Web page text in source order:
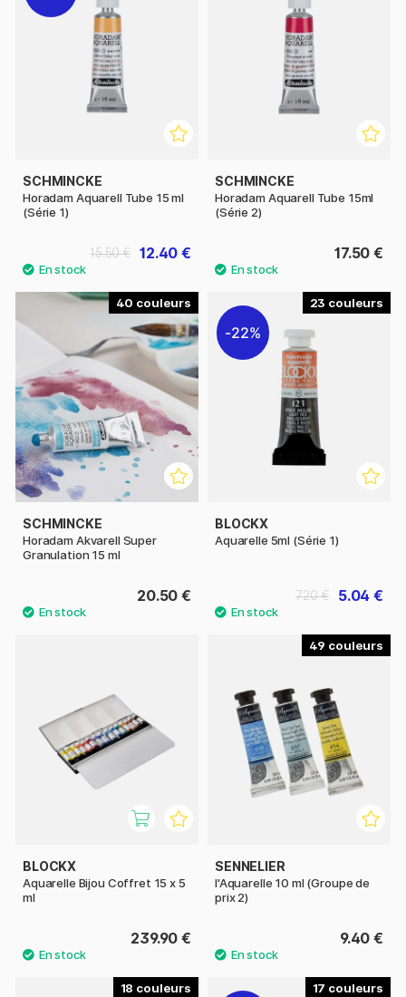
SCHMINCKE
Horadam Aquarell Tube 15 ml
(Série 1)
12.40 €
15.50 €
SCHMINCKE
Horadam Aquarell Tube 15ml
(Série 2)
17.50 €
40
SCHMINCKE
Horadam Akvarell Super
Granulation 15 ml
20.50 €
23
22%
BLOCKX
Aquarelle 5ml (Série 1)
5.04 €
7.20 €
BLOCKX
Aquarelle Bijou Coffret 15 x 5
ml
239.90 €
49
SENNELIER
l'Aquarelle 10 ml (Groupe de
prix 2)
9.40 €
18 17